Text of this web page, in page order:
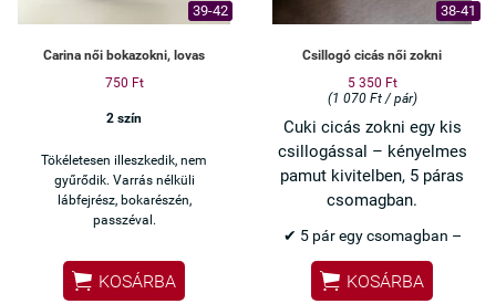
39-42
Carina női bokazokni, lovas
750 Ft
2 szín
Tökéletesen illeszkedik, nem
gyűrődik. Varrás nélküli
lábfejrész, bokarészén,
passzéval.
 KOSÁRBA
38-41
Csillogó cicás női zokni
5 350 Ft
(1 070 Ft / pár)
Cuki cicás zokni egy kis
csillogással – kényelmes
pamut kivitelben, 5 páras
csomagban.
✔ 5 pár egy csomagban –
praktikus választás
✔ Csillogó cicás minta –
 KOSÁRBA